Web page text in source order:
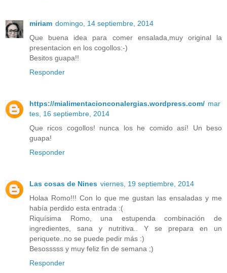
miriam domingo, 14 septiembre, 2014
Que buena idea para comer ensalada,muy original la
presentacion en los cogollos:-)
Besitos guapa!!
Responder
https://mialimentacionconalergias.wordpress.com/ mar
tes, 16 septiembre, 2014
Que ricos cogollos! nunca los he comido así! Un beso
guapa!
Responder
Las cosas de Nines viernes, 19 septiembre, 2014
Holaa Romo!!! Con lo que me gustan las ensaladas y me
había perdido esta entrada :(
Riquísima Romo, una estupenda combinación de
ingredientes, sana y nutritiva.. Y se prepara en un
periquete..no se puede pedir más :)
Besosssss y muy feliz fin de semana ;)
Responder